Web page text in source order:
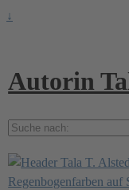
↓
Autorin
Suche